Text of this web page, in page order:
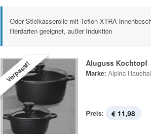
Oder Stielkasserolle mit Teflon XTRA
Herdarten geeignet, außer Induktion
Verpasst! Aluguss Kochtopf
Marke: Alpina
Preis: € 11,98